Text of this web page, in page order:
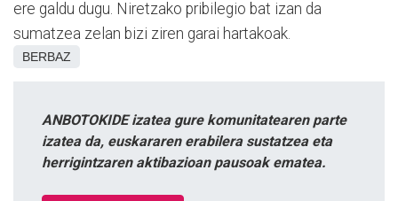
ere galdu dugu. Niretzako pribilegio bat izan da
sumatzea zelan bizi ziren garai hartakoak.
BERBAZ
ANBOTOKIDE izatea gure komunitatearen parte
izatea da, euskararen erabilera sustatzea eta
herrigintzaren aktibazioan pausoak ematea.